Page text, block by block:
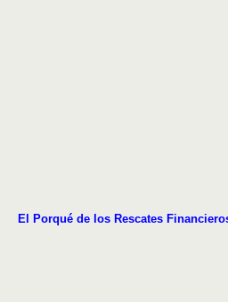
El Porqué de los Rescates